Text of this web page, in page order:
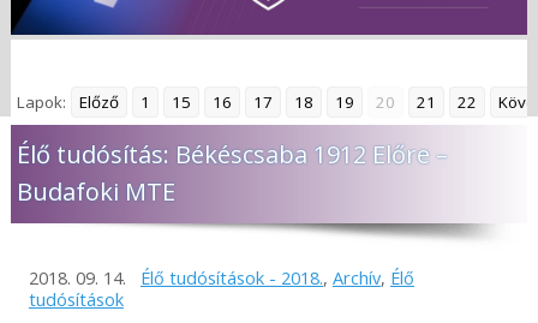
Lapok: Előző 1 15 16 17 18 19 20 21 22
Élő tudósítás: Békéscsaba 1912 Előre –
Budafoki MTE
2018. 09. 14. Élő tudósítások - 2018., Archív, Élő
tudósítások